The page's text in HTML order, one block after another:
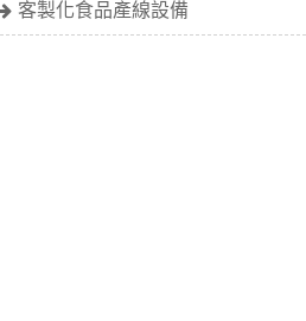
客製化食品產線設備